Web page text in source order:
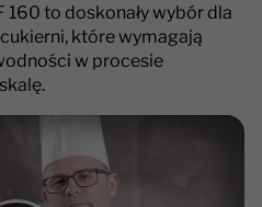
160 to doskonały wybór dla
które wymagają
w procesie